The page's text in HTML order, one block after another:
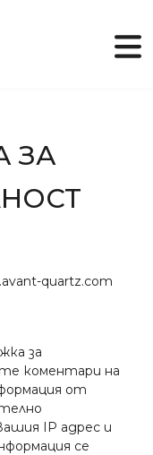
ЗА
quartz.com
за
коментари на
от
IP адрес и
се